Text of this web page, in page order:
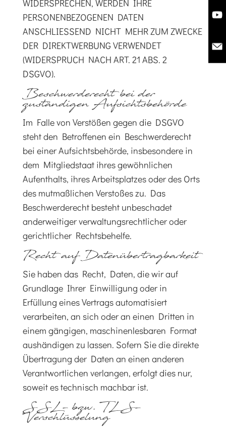
WIDERSPRECHEN, WERDEN IHRE
PERSONENBEZOGENEN DATEN
ANSCHLIESSEND NICHT MEHR ZUM ZWECKE
DER DIREKTWERBUNG VERWENDET
(WIDERSPRUCH NACH ART. 21 ABS. 2
DSGVO).
Beschwerde­recht bei der
zuständigen Aufsichts­behörde
Im Falle von Verstößen gegen die DSGVO
steht den Betroffenen ein Beschwerderecht
bei einer Aufsichtsbehörde, insbesondere in
dem Mitgliedstaat ihres gewöhnlichen
Aufenthalts, ihres Arbeitsplatzes oder des Orts
des mutmaßlichen Verstoßes zu. Das
Beschwerderecht besteht unbeschadet
anderweitiger verwaltungsrechtlicher oder
gerichtlicher Rechtsbehelfe.
Recht auf Daten­übertrag­barkeit
Sie haben das Recht, Daten, die wir auf
Grundlage Ihrer Einwilligung oder in
Erfüllung eines Vertrags automatisiert
verarbeiten, an sich oder an einen Dritten in
einem gängigen, maschinenlesbaren Format
aushändigen zu lassen. Sofern Sie die direkte
Übertragung der Daten an einen anderen
Verantwortlichen verlangen, erfolgt dies nur,
soweit es technisch machbar ist.
SSL- bzw. TLS-
Verschlüsselung